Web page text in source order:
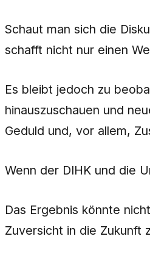
Schaut man sich die
schafft nicht nur einen
Es bleibt jedoch zu
hinauszuschauen und
Geduld und, vor allem,
Wenn der DIHK und die
Das Ergebnis könnte
Zuversicht in die Zukunft